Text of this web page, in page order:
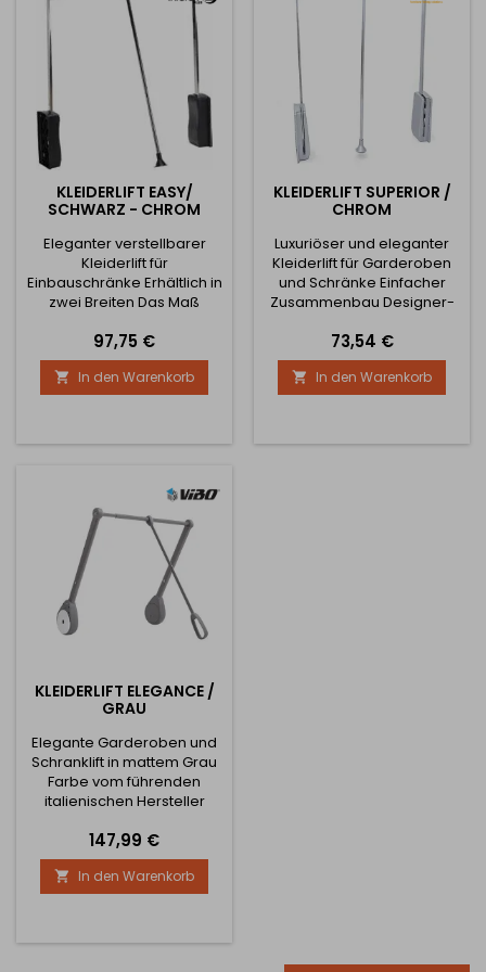
KLEIDERLIFT EASY/
SCHWARZ - CHROM
Eleganter verstellbarer
Kleiderlift für
Einbauschränke Erhältlich in
zwei Breiten Das Maß
Innenbreite des Schrankes
Mit Dämpfung bei
Rückstellung
Preis
97,75 €
 In den Warenkorb
KLEIDERLIFT SUPERIOR /
CHROM
Luxuriöser und eleganter
Kleiderlift für Garderoben
und Schränke Einfacher
Zusammenbau Designer-
Breiten Video über die
Montage :
Preis
73,54 €
 In den Warenkorb
KLEIDERLIFT ELEGANCE /
GRAU
Elegante Garderoben und
Schranklift in mattem Grau
Farbe vom führenden
italienischen Hersteller
Preis
147,99 €
 In den Warenkorb